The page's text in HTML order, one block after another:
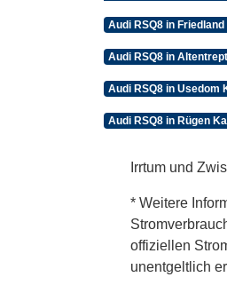
Audi RSQ8 in
Audi RSQ8 in
Audi RSQ8 in Usedom
Audi RSQ8 in Rügen
Irrtum und
* Weitere
offiziellen
unentgeltlich